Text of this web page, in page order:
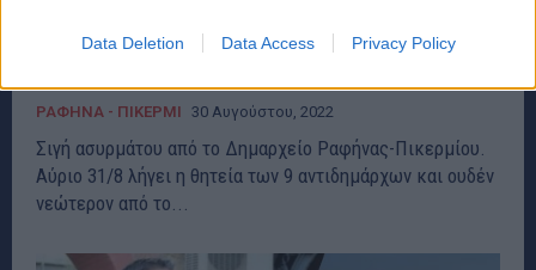
Data Deletion Data Access Privacy Policy
Πικερμίου; Ποιοί φεύγουν αύριο και ποιοί
ΡΑΦΗΝΑ - ΠΙΚΕΡΜΙ 30 Αυγούστου, 2022
Σιγή ασυρμάτου από το Δημαρχείο Ραφήνας-Πικερμίου.
Αύριο 31/8 λήγει η θητεία των 9 αντιδημάρχων και ουδέν
νεώτερον από το...